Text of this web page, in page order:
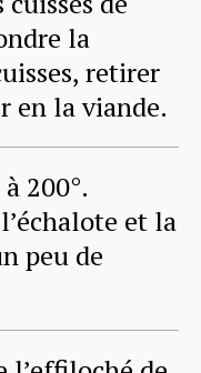
la
retirer
en la viande.
200°.
et la
peu de